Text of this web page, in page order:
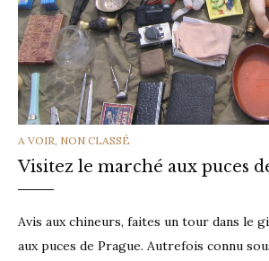
CATEGORIES
A VOIR, NON CLASSÉ
Visitez le marché aux puces
Avis aux chineurs, faites un tour dans le
aux puces de Prague. Autrefois connu